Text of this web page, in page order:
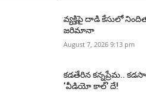
వ్యక్తిపై దాడి కేసులో
జరిమానా
August 7, 2026 9:13 pm
కడతేరిన కన్నప్రేమ..
‘వీడియో కాల్’ దే!